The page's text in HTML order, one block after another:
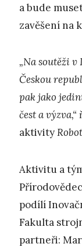
a bude
zavěšení na
„Na soutěži
Českou
pak jako
čest a výzva,“
aktivity
Aktivitu a
podílí
Fakulta
partneři: